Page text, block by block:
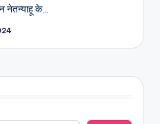
नेतन्याहू के…